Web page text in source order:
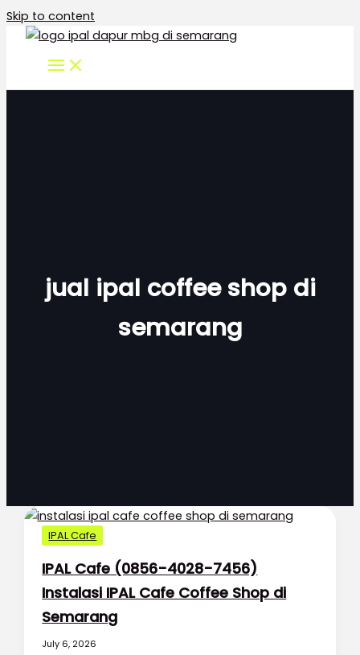
Skip to content
jual ipal coffee shop di
semarang
IPAL Cafe
IPAL Cafe (0856-4028-7456)
Instalasi IPAL Cafe Coffee Shop di
Semarang
July 6, 2026